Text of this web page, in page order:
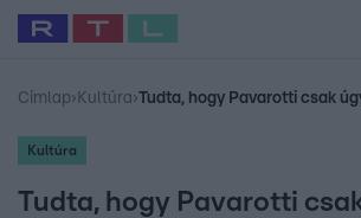
Legfrissebb RTL Híradó
Babits Marcella Most
Címlap› Kultúra›
Kultúra
Tudta, hogy Pavarotti